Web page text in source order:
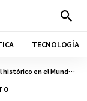
TECNOLOGÍA
en el Mundial 2026